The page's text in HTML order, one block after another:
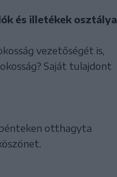
és illetékek osztálya
vezetőségét is,
Saját tulajdont
otthagyta